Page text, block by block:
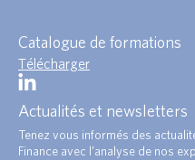
Catalogue de formations
Télécharger
Actualités et newsletters
Tenez vous informés des
Finance avec l’analyse de nos